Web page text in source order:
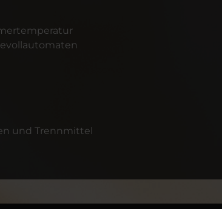
und Trennmittel